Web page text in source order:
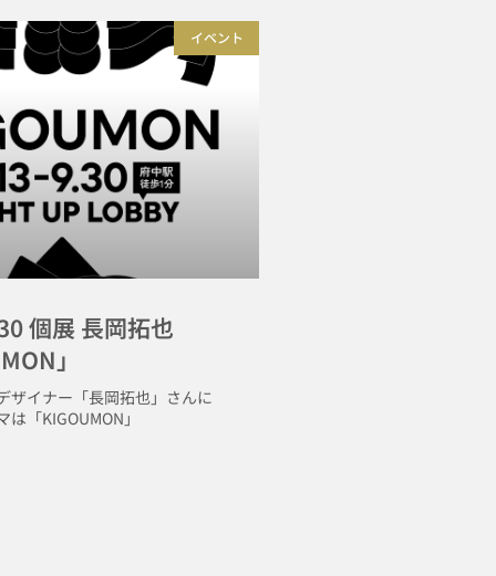
イベント
個展 長岡拓也
」
ザイナー「長岡拓也」さんに
「KIGOUMON」